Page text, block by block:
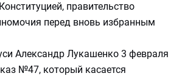
правительство
перед вновь избранным
Александр Лукашенко 3 февраля
№47, который касается